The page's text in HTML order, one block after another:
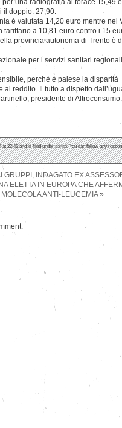
una radiografia al torace 15,49
il doppio: 27,90.
è valutata 14,20 euro mentre nel
tariffario a 10,81 euro contro i 15
provincia autonoma di Trento è
per i servizi sanitari
perchè è palese la
reddito. Il tutto a dispetto
presidente di Altroconsumo.
at 22:43 and is filed undersanità. You can follow any
INDAGATO EX
ELETTA IN EUROPA CHE
MOLECOLA ANTI-LEUCEMIA»